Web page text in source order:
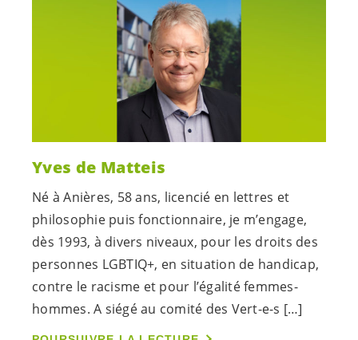
Yves de Matteis
Né à Anières, 58 ans, licencié en lettres et
philosophie puis fonctionnaire, je m’engage,
dès 1993, à divers niveaux, pour les droits des
personnes LGBTIQ+, en situation de handicap,
contre le racisme et pour l’égalité femmes-
hommes. A siégé au comité des Vert-e-s […]